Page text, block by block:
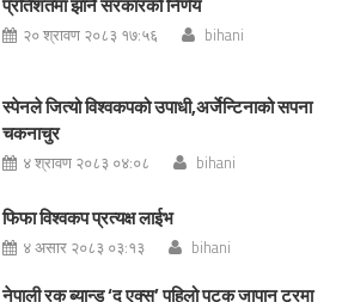
२० श्रावण २०८३ १७:५६ bihani
स्पेनले जित्यो विश्वकपको उपाधी,अर्जेन्टिनाको सपना
चकनाचुर
४ श्रावण २०८३ ०४:०८ bihani
फिफा विश्वकप प्रत्यक्ष लाईभ
४ असार २०८३ ०३:१३ bihani
नेपाली रक ब्यान्ड ‘द एक्स’ पहिलो पटक जापान टुरमा